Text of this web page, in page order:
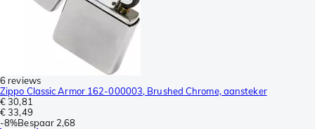
6 reviews
Zippo Classic Armor 162-000003, Brushed Chrome, aansteker
€ 30,81
€ 33,49
-8%Bespaar 2,68